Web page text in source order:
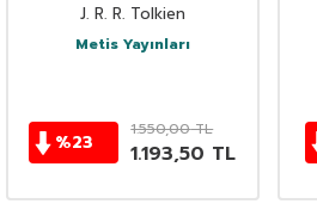
J. R. R. Tolkien
Metis Yayınları
%23
1.550,00TL
1.193,50 TL